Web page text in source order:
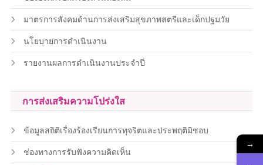
มาตรการสังคมด้านการส่งเสริมสุขภาพสตรีและเด็กปฐมวัย
นโยบายการดำเนินงาน
รายงานผลการดำเนินงานประจำปี
การส่งเสริมความโปร่งใส
ข้อมูลสถิติเรื่องร้องเรียนการทุจริตและประพฤติมิชอบ
ช่องทางการรับฟังความคิดเห็น
→